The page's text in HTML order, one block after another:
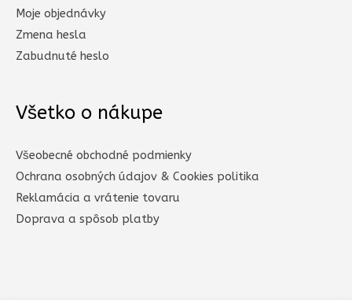
Moje objednávky
Zmena hesla
Zabudnuté heslo
Všetko o nákupe
Všeobecné obchodné podmienky
Ochrana osobných údajov & Cookies politika
Reklamácia a vrátenie tovaru
Doprava a spôsob platby​